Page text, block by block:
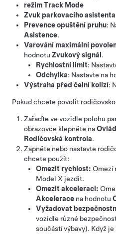
režim Track Mode
Zvuk parkovacího asistenta
Prevence opuštění pruhu:
Asistence.
Varování maximální
hodnotu Zvukový signál .
Rychlostní limit:
Odchylka: Nastavte na
Výstraha před čelní kolizí:
Pokud chcete povolit
Zařaďte ve vozidle polohu
obrazovce klepněte na
Rodičovská kontrola.
Zapněte nebo nastavte
chcete použít:
Omezit rychlost: Omezí
Model X jezdit.
Omezit akceleraci:
Akcelerace na hodnotu
Vyžadovat
vozidle různé
součástí výbavy). Když